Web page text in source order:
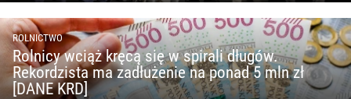
ROLNICTWO
Rolnicy wciąż kręcą się w spirali długów.
Rekordzista ma zadłużenie na ponad 5 mln zł
[DANE KRD]